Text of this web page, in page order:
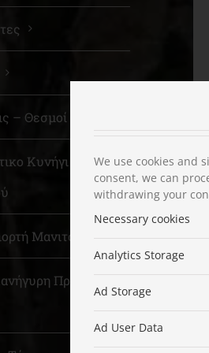
– Θεσμοί
Κυνήγι
Μανιταριού
Προφήτου
We use cookies and
consent, we can
withdrawing your
Necessary cookies
Analytics Storage
Ad Storage
Ad User Data